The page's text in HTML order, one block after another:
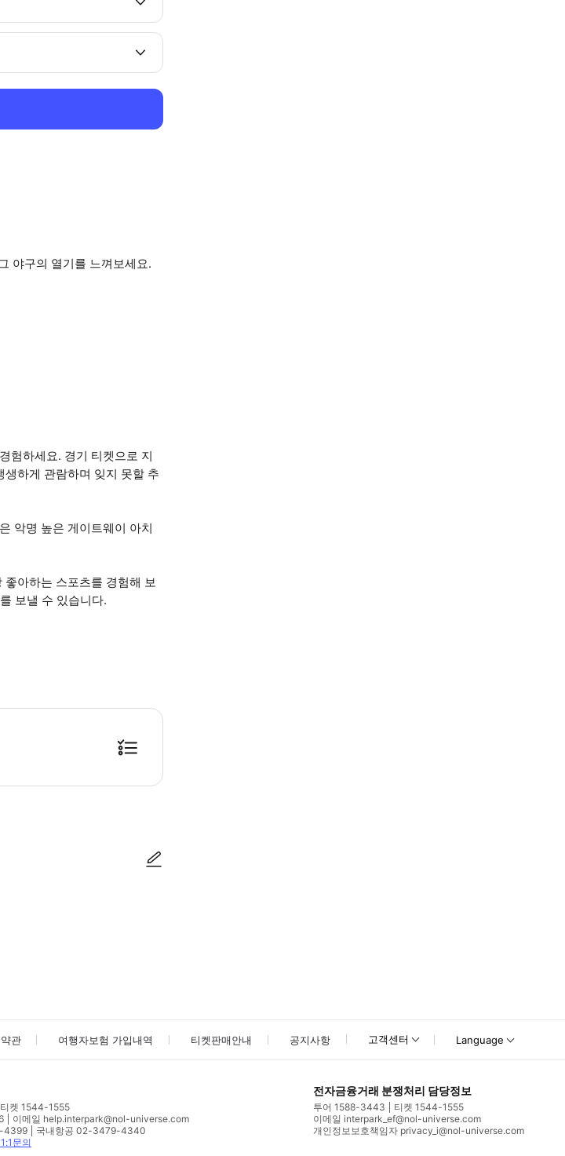
야구의 열기를 느껴보세요.
험하세요. 경기 티켓으로 지
하게 관람하며 잊지 못할 추
악명 높은 게이트웨이 아치
아하는 스포츠를 경험해 보
보낼 수 있습니다.
아니며, 티켓은 별도로 발송됩니다. 경기 전에 이메일을 확인하여 모바일 티켓을 수령하세요. 좌석 위치는 예약 수량
관 여행자보험 가입내역 티켓판매안내 공지사항 고객센터 Language
티켓 1544-1555
이메일 help.interpark@nol-universe.com
4399
국내항공 02-3479-4340
문의
전자금융거래 분쟁처리 담당정보
투어 1588-3443
티켓 1544-1555
이메일 interpark_ef@nol-universe.com
개인정보보호책임자 privacy_i@nol-universe.com